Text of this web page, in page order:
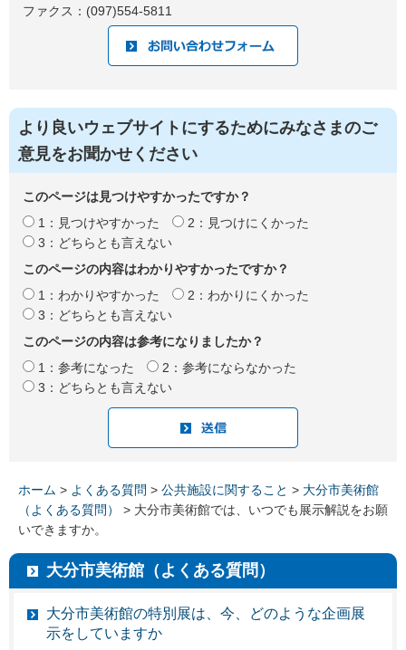
ファクス：(097)554-5811
より良いウェブサイトにするためにみなさまのご
意見をお聞かせください
このページは見つけやすかったですか？
1：見つけやすかった
2：見つけにくかった
3：どちらとも言えない
このページの内容はわかりやすかったですか？
1：わかりやすかった
2：わかりにくかった
3：どちらとも言えない
このページの内容は参考になりましたか？
1：参考になった
2：参考にならなかった
3：どちらとも言えない
ホーム > よくある質問 > 公共施設に関すること > 大分市美術館
（よくある質問）
> 大分市美術館では、いつでも展示解説をお願
いできますか。
大分市美術館（よくある質問）
大分市美術館の特別展は、今、どのような企画展
示をしていますか